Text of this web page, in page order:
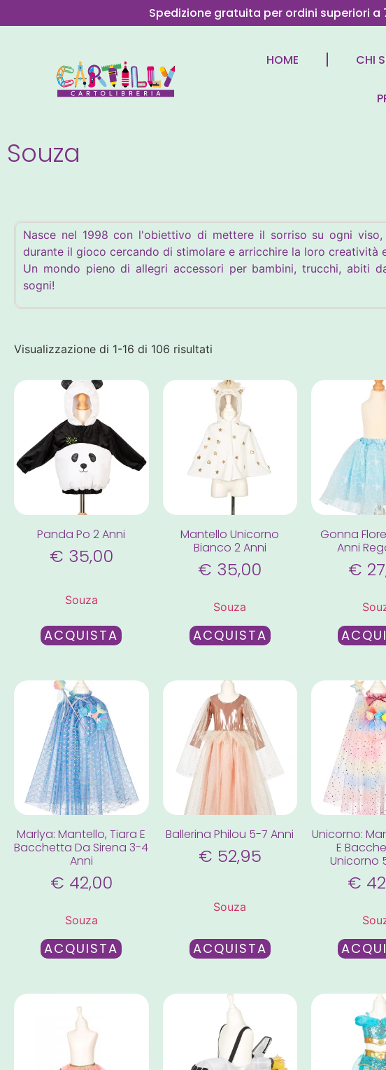
Spedizione gratuita per ordini superiori a 70
HOME CHI
Souza
Nasce nel 1998 con l'obiettivo di mettere il sorriso su ogni
durante il gioco cercando di stimolare e arricchire la loro creatività
Un mondo pieno di allegri accessori per bambini, trucchi, abiti
sogni!
Visualizzazione di 1-16 di 106 risultati
Panda Po 2 Anni
€ 35,00
Souza
ACQUISTA
Mantello Unicorno
Bianco 2 Anni
€ 35,00
Souza
ACQUISTA
Gonna
Anni
€
Marlya: Mantello, Tiara E
Bacchetta Da Sirena 3-4
Anni
€ 42,00
Souza
ACQUISTA
Ballerina Philou 5-7 Anni
€ 52,95
Souza
ACQUISTA
Unicorno:
E
Unicorno
€